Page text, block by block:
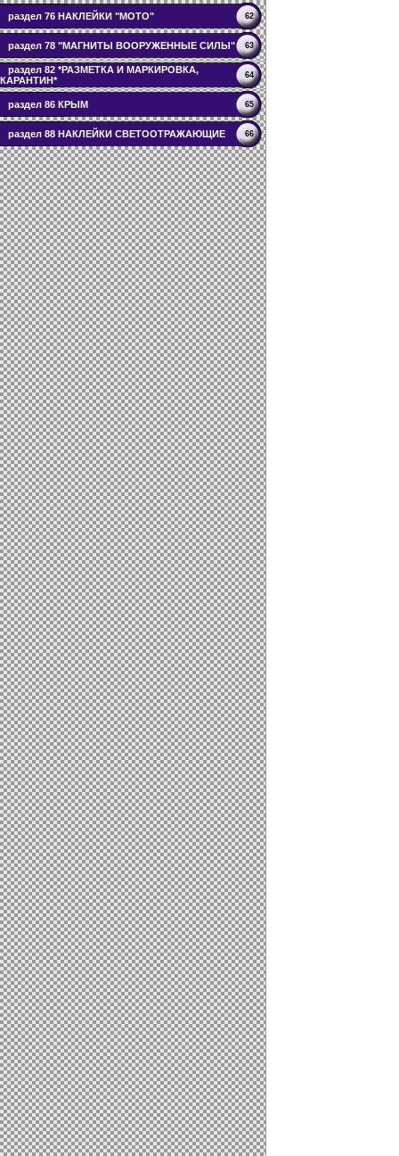
раздел 76 НАКЛЕЙКИ "МОТО" 62
раздел 78 "МАГНИТЫ ВООРУЖЕННЫЕ СИЛЫ" 63
раздел 82 *РАЗМЕТКА И МАРКИРОВКА,
КАРАНТИН*
64
раздел 86 КРЫМ 65
раздел 88 НАКЛЕЙКИ СВЕТООТРАЖАЮЩИЕ 66